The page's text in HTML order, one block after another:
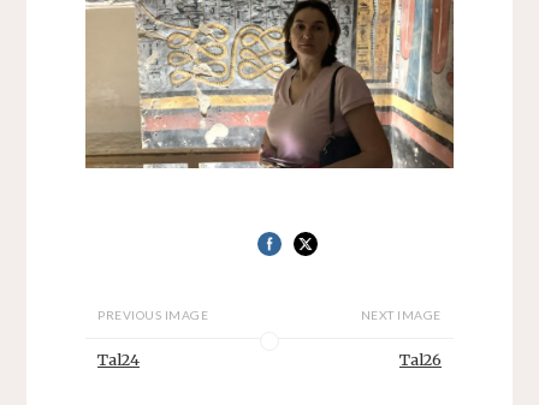
PREVIOUS IMAGE
Tal24
NEXT IMAGE
Tal26